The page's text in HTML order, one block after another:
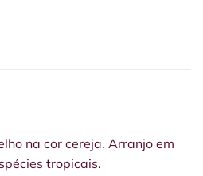
na cor cereja. Arranjo em
tropicais.